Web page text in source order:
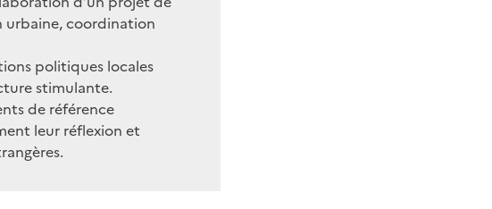
urbaine, coordination
politiques locales
stimulante.
de référence
leur réflexion et